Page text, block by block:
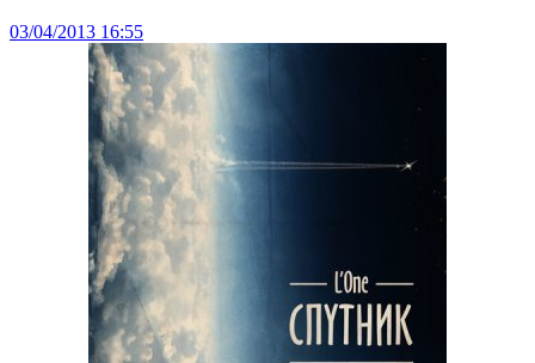
03/04/2013 16:55